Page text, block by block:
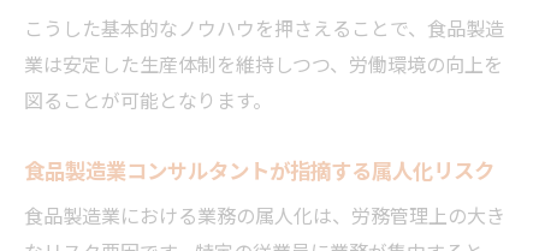
タントの実績
食品製造業コンサルタントが牽引した人事
制度改革例
タントの手法
食品製造業コンサルタントによる現場改善
の成果とは
こうした基本的なノウハウを押さえることで、食品製造
業は安定した生産体制を維持しつつ、労働環境の向上を
図ることが可能となります。
食品製造業コンサルタントが指摘する属人化リスク
食品製造業における業務の属人化は、労務管理上の大き